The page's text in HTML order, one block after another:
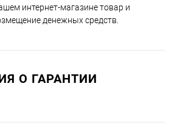
интернет-магазине товар и
денежных средств.
О ГАРАНТИИ